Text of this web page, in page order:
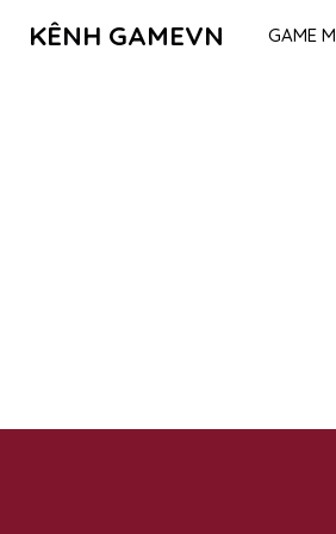
KÊNH GAMEVN GAME